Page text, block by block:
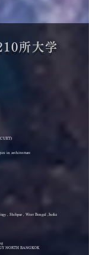
所大学
in architecture
, Shibpur , West Bengal ,India
NORTH BANGKOK